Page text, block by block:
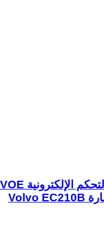
كمبيوتر محرك فولفو D6D / وحدة التحكم الإلكترونية VOE